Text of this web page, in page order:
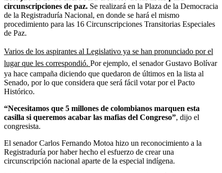
circunscripciones de paz. Se realizará en la Plaza de la Democracia
de la Registraduría Nacional, en donde se hará el mismo
procedimiento para las 16 Circunscripciones Transitorias Especiales
de Paz.
Varios de los aspirantes al Legislativo ya se han pronunciado por el
lugar que les correspondió. Por ejemplo, el senador Gustavo Bolívar
ya hace campaña diciendo que quedaron de últimos en la lista al
Senado, por lo que considera que será fácil votar por el Pacto
Histórico.
“Necesitamos que 5 millones de colombianos marquen esta
casilla si queremos acabar las mafias del Congreso”, dijo el
congresista.
El senador Carlos Fernando Motoa hizo un reconocimiento a la
Registraduría por haber hecho el esfuerzo de crear una
circunscripción nacional aparte de la especial indígena.